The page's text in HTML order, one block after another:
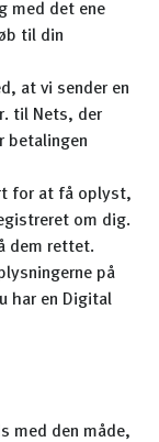
med det ene
til din
at vi sender en
til Nets, der
betalingen
for at få oplyst,
om dig.
dem rettet.
på
har en Digital
med den måde,